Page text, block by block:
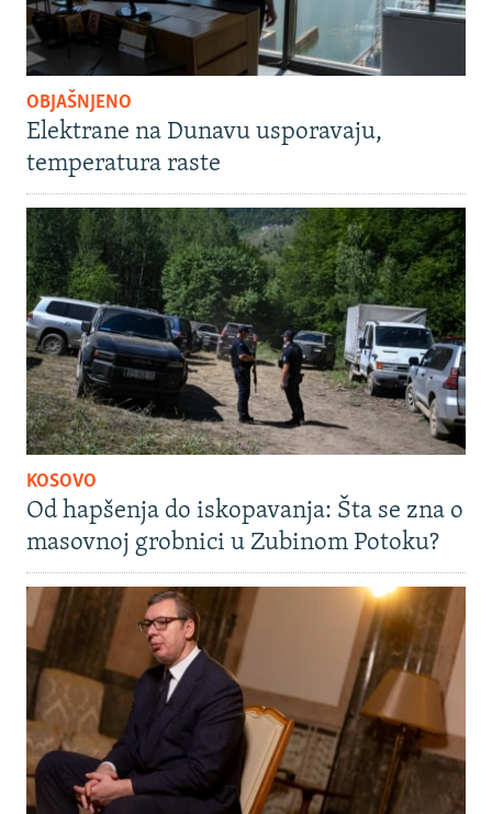
OBJAŠNJENO
Elektrane na Dunavu usporavaju,
temperatura raste
KOSOVO
Od hapšenja do iskopavanja: Šta se zna o
masovnoj grobnici u Zubinom Potoku?